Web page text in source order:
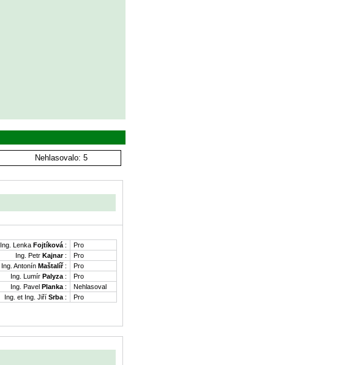
Nehlasovalo: 5
Ing. Lenka Fojtíková :
Pro
Ing. Petr Kajnar:
Pro
Ing. Antonín Maštalíř:
Pro
Ing. Lumír Palyza :
Pro
Ing. Pavel Planka :
Nehlasoval
Ing. et Ing. Jiří Srba :
Pro